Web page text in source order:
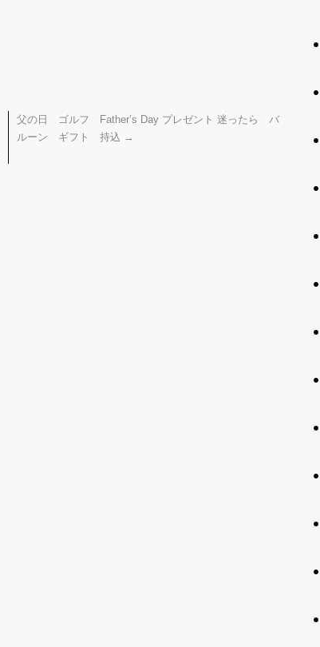
父の日 ゴルフ Father’s Day プレゼント 迷ったら バ
ルーン ギフト 持込 →